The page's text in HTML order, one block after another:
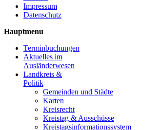
Impressum
Datenschutz
Hauptmenu
Terminbuchungen
Aktuelles im
Ausländerwesen
Landkreis &
Politik
Gemeinden und Städte
Karten
Kreisrecht
Kreistag & Ausschüsse
Kreistagsinformationssystem